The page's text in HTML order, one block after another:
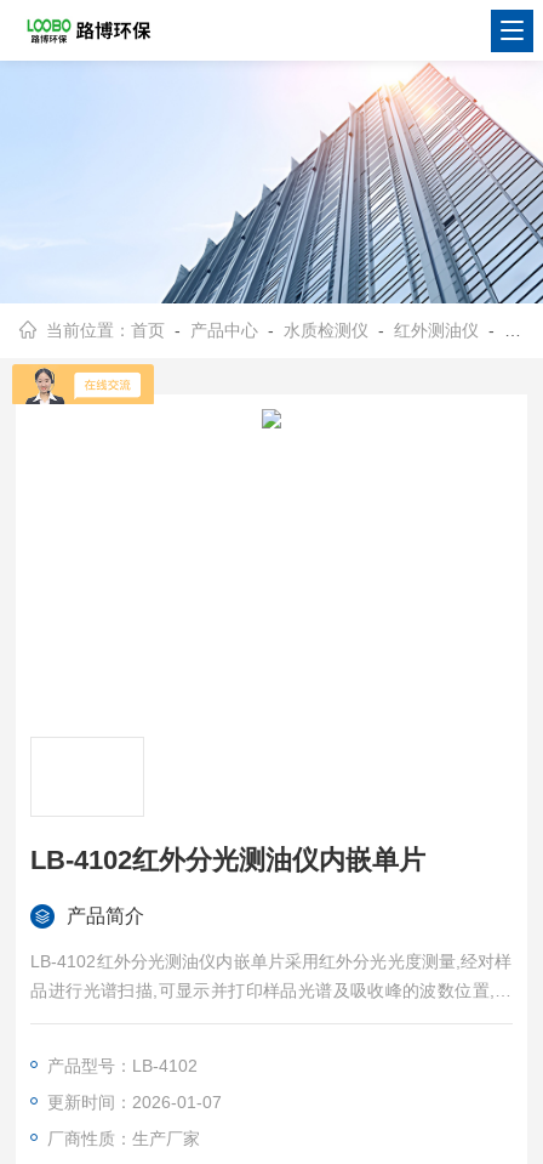
当前位置：首页 - 产品中心 - 水质检测仪 -红外测油仪 - LB-4102LB-4102红外分光测油仪内嵌单片
LB-4102红外分光测油仪内嵌单片
产品简介
LB-4102红外分光测油仪内嵌单片采用红外分光光度测量,经对样
品进行光谱扫描,可显示并打印样品光谱及吸收峰的波数位置,能
迅速、准确地测出水体中油份浓度的全部含量。
水体及土壤中石油类（矿物油）、动植物油及总油含量的监测，
同时也是烟气（饮食行业油烟）含油量监测国家标准推荐的仪
器。
产品型号：LB-4102
更新时间：2026-01-07
厂商性质：生产厂家